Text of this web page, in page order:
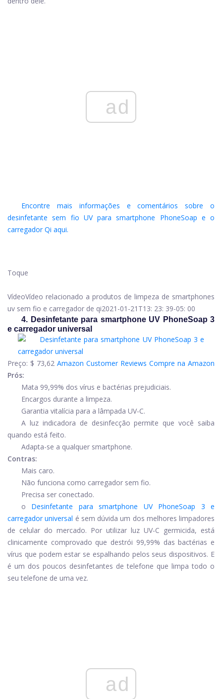
ad
Encontre mais informações e comentários sobre o
desinfetante sem fio UV para smartphone PhoneSoap e o
carregador Qi aqui.
Toque
VídeoVídeo relacionado a produtos de limpeza de smartphones
uv sem fio e carregador de qi2021-01-21T13: 23: 39-05: 00
4. Desinfetante para smartphone UV PhoneSoap 3
e carregador universal
Preço: $ 73,62 Amazon Customer Reviews Compre na Amazon
Prós:
Mata 99,99% dos vírus e bactérias prejudiciais.
Encargos durante a limpeza.
Garantia vitalícia para a lâmpada UV-C.
A luz indicadora de desinfecção permite que você saiba
quando está feito.
Adapta-se a qualquer smartphone.
Contras:
Mais caro.
Não funciona como carregador sem fio.
Precisa ser conectado.
o Desinfetante para smartphone UV PhoneSoap 3 e
carregador universal é sem dúvida um dos melhores limpadores
de celular do mercado. Por utilizar luz UV-C germicida, está
clinicamente comprovado que destrói 99,99% das bactérias e
vírus que podem estar se espalhando pelos seus dispositivos. E
é um dos poucos desinfetantes de telefone que limpa todo o
seu telefone de uma vez.
ad